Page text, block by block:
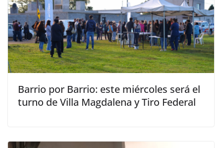
Barrio por Barrio: este miércoles será el
turno de Villa Magdalena y Tiro Federal